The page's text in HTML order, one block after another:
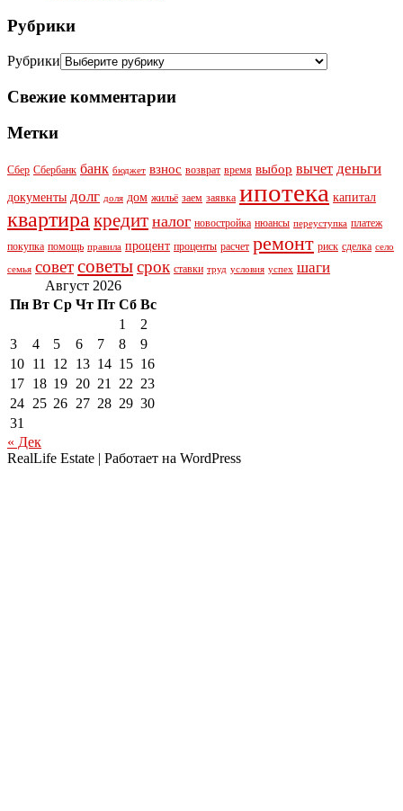
Рубрики
Рубрики
Свежие комментарии
Метки
Сбер Сбербанк банк бюджет взнос возврат время выбор вычет деньги
документы долг доля дом жильё заем заявка ипотека капитал
квартира кредит налог новостройка нюансы переуступка платеж
покупка помощь правила процент проценты расчет ремонт риск сделка село
семья советсоветысрок ставки труд условия успех шаги
Август 2026
Пн Вт Ср Чт Пт Сб Вс
1
2
3
4 5 6 7 8
9
10 11 12 13 14 15 16
17 18 19 20 21 22 23
24 25 26 27 28 29 30
31
« Дек
RealLife Estate | Работает на WordPress